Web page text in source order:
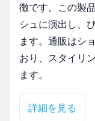
徴です。この製
シュに演出し、
ます。通販はシ
おり、スタイリ
ます。
詳細を見る